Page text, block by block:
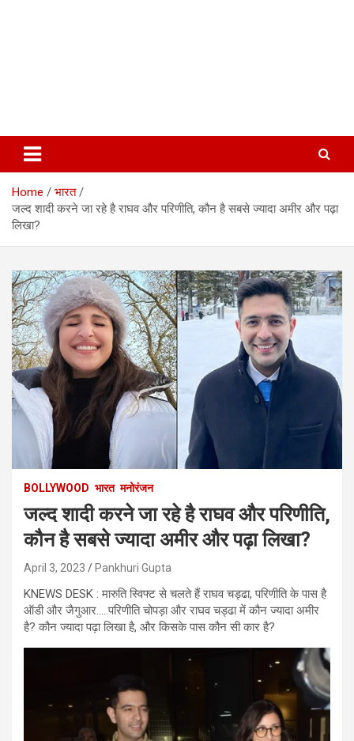
Home
भारत
जल्द शादी करने जा रहे है राघव और परिणीति, कौन है सबसे ज्यादा अमीर और पढ़ा
लिखा?
BOLLYWOOD भारत मनोरंजन
जल्द शादी करने जा रहे है राघव और परिणीति,
कौन है सबसे ज्यादा अमीर और पढ़ा लिखा?
April 3, 2023 Pankhuri Gupta
KNEWS DESK : मारुति स्विफ्ट से चलते हैं राघव चड्ढा, परिणीति के पास है
ऑडी और जैगुआर…..परिणीति चोपड़ा और राघव चड्ढा में कौन ज्यादा अमीर
है? कौन ज्यादा पढ़ा लिखा है, और किसके पास कौन सी कार है?